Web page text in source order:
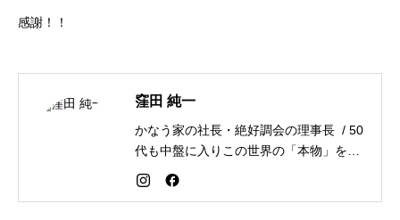
感謝！！
窪田 純一
かなう家の社長・絶好調会の理事長 / 50
代も中盤に入りこの世界の「本物」を追
求しながら「感謝が人生を変える」こと
を広める生き方を目指している。好きな